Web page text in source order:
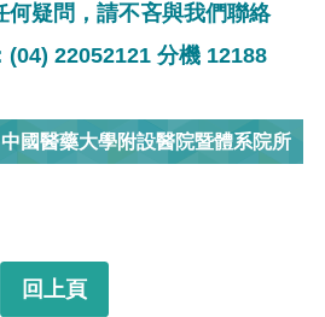
何疑問，請不吝與我們聯絡
(04) 22052121 分機 12188
中國醫藥大學附設醫院暨體系院所
回上頁